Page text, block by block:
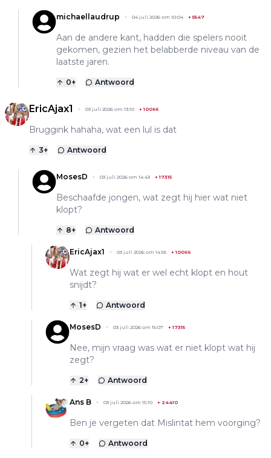
michaellaudrup 04 juli 2026 om 10:04 + 5547
Aan de andere kant, hadden die spelers nooit
gekomen, gezien het belabberde niveau van de
laatste jaren.
0+ Antwoord
EricAjax1 03 juli 2026 om 13:10 +10066
Bruggink hahaha, wat een lul is dat
3+ Antwoord
MosesD 03 juli 2026 om 14:43 +17315
Beschaafde jongen, wat zegt hij hier wat niet
klopt?
8+ Antwoord
EricAjax1 03 juli 2026 om 14:55 +10066
Wat zegt hij wat er wel echt klopt en hout
snijdt?
1+ Antwoord
MosesD 03 juli 2026 om 15:07 +17315
Nee, mijn vraag was wat er niet klopt wat hij
zegt?
2+ Antwoord
Ans B 03 juli 2026 om 15:10 + 24410
Ben je vergeten dat Mislintat hem voorging?
0+ Antwoord